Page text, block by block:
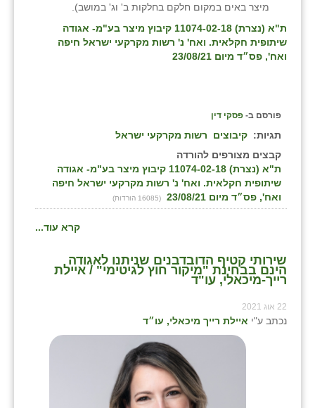
מיצר באים במקום חלקם בחלקות ב' וג' במושב).
ת"א (נצרת) 11074-02-18 קיבוץ מיצר בע"מ- אגודה
שיתופית חקלאית. ואח' נ' רשות מקרקעי ישראל חיפה
ואח', פס״ד מיום 23/08/21
פורסם ב- פסקי דין
תגיות: קיבוצים
רשות מקרקעי ישראל
קבצים מצורפים להורדה
ת"א (נצרת) 11074-02-18 קיבוץ מיצר בע"מ- אגודה
שיתופית חקלאית. ואח' נ' רשות מקרקעי ישראל חיפה
ואח', פס״ד מיום 23/08/21
(16085 הורדות)
קרא עוד...
שירותי קטיף הדובדבנים שניתנו לאגודה
הינם בבחינת "מיקור חוץ לגיטימי" / איילת
רייך-מיכאלי, עו"ד
22 אוג 2021
נכתב ע"י איילת רייך מיכאלי, עו״ד
רועי
רימונים
רמת הדר
שדה ורבורג
שדה צבי
שכניה
תלמי יוסף
בוסתן הגליל